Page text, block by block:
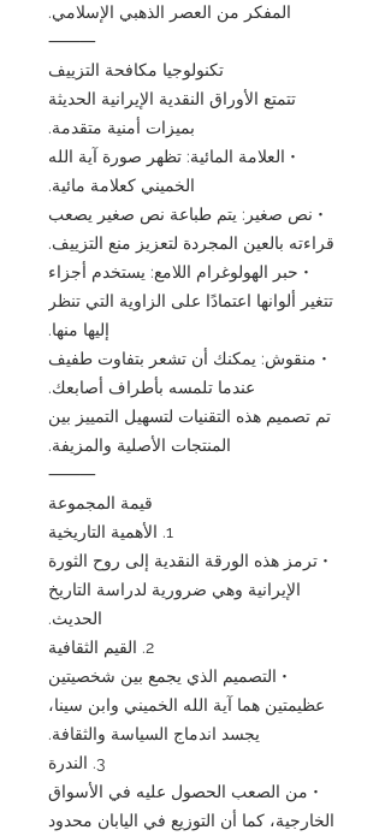
المفكر من العصر الذهبي الإسلامي.
⸻
تكنولوجيا مكافحة التزييف
تتمتع الأوراق النقدية الإيرانية الحديثة
بميزات أمنية متقدمة.
• العلامة المائية: تظهر صورة آية الله
الخميني كعلامة مائية.
• نص صغير: يتم طباعة نص صغير يصعب
قراءته بالعين المجردة لتعزيز منع التزييف.
• حبر الهولوغرام اللامع: يستخدم أجزاء
تتغير ألوانها اعتمادًا على الزاوية التي تنظر
إليها منها.
• منقوش: يمكنك أن تشعر بتفاوت طفيف
عندما تلمسه بأطراف أصابعك.
تم تصميم هذه التقنيات لتسهيل التمييز بين
المنتجات الأصلية والمزيفة.
⸻
قيمة المجموعة
1. الأهمية التاريخية
• ترمز هذه الورقة النقدية إلى روح الثورة
الإيرانية وهي ضرورية لدراسة التاريخ
الحديث.
2. القيم الثقافية
• التصميم الذي يجمع بين شخصيتين
عظيمتين هما آية الله الخميني وابن سينا،
يجسد اندماج السياسة والثقافة.
3. الندرة
• من الصعب الحصول عليه في الأسواق
الخارجية، كما أن التوزيع في اليابان محدود